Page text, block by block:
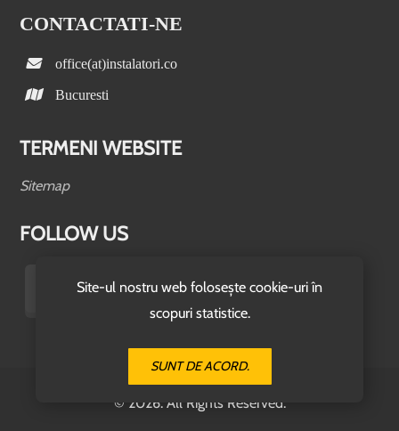
Site-ul nostru web folosește cookie-uri în
scopuri statistice.
SUNT DE ACORD.
CONTACTATI-NE
office(at)instalatori.co
Bucuresti
TERMENI WEBSITE
Sitemap
FOLLOW US
© 2026. All Rights Reserved.